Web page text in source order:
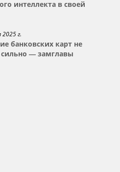
интеллекта в своей
г.
банковских карт не
— замглавы